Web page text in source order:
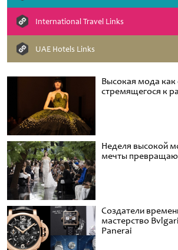
Высокая мода
стремящегося к
Неделя высокой
мечты
Создатели
мастерство
Panerai
International Travel Links
UAE Hotels Links